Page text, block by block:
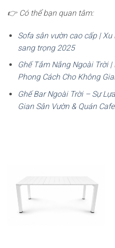
👉 Có thể bạn quan tâm:
Sofa sân vườn cao cấp |
sang trọng 2025
Ghế Tắm Nắng Ngoài Trời
Phong Cách Cho Không
Ghế Bar Ngoài Trời – Sự
Gian Sân Vườn & Quán Cafe